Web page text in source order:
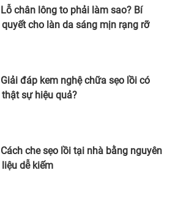
Lỗ chân lông to phải làm sao? Bí
quyết cho làn da sáng mịn rạng rỡ
Giải đáp kem nghệ chữa sẹo lồi có
thật sự hiệu quả?
Cách che sẹo lồi tại nhà bằng nguyên
liệu dễ kiếm